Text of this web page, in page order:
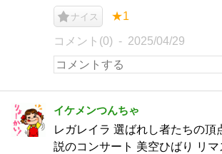
ナイス ★1
コメント(0) 2025/04/29
イケメンつんちゃ
レガレイラ 選ばれし者たちの頂
説のコンサート 美空ひばり リマ